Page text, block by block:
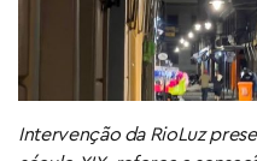
Intervenção da RioLuz